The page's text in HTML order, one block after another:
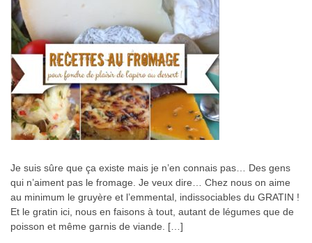
Je suis sûre que ça existe mais je n’en connais pas… Des gens
qui n’aiment pas le fromage. Je veux dire… Chez nous on aime
au minimum le gruyère et l’emmental, indissociables du GRATIN !
Et le gratin ici, nous en faisons à tout, autant de légumes que de
poisson et même garnis de viande. […]